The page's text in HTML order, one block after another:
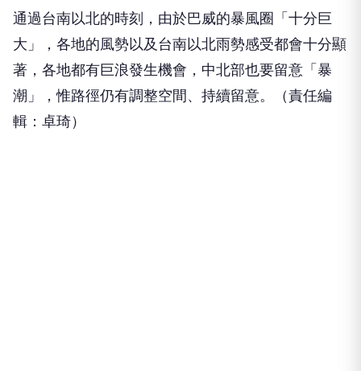
通過台南以北的時刻，由於巴威的暴風圈「十分巨
大」，各地的風勢以及台南以北雨勢感受都會十分顯
著，各地都有巨浪發生機會，中北部也要留意「暴
潮」，惟路徑仍有調整空間、持續留意。（責任編
輯：卓琦）